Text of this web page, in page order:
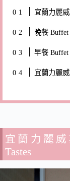
宜蘭力麗威
晚餐
早餐
宜蘭力麗
宜蘭力麗威
Tastes